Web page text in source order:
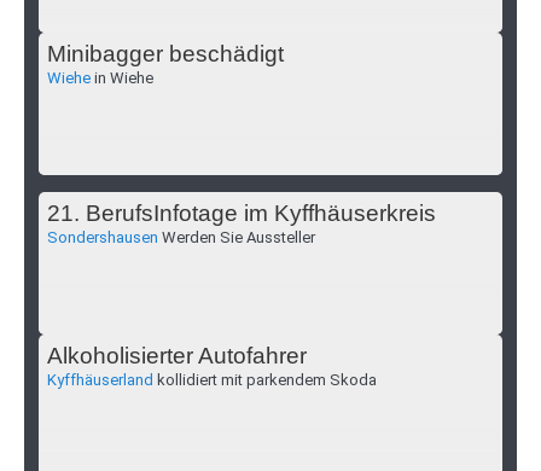
Minibagger beschädigt
Wiehe in Wiehe
21. BerufsInfotage im Kyffhäuserkreis
Sondershausen Werden Sie Aussteller
Alkoholisierter Autofahrer
Kyffhäuserland kollidiert mit parkendem Skoda